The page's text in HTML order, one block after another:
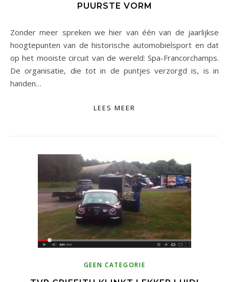
PUURSTE VORM
Zonder meer spreken we hier van één van de jaarlijkse
hoogtepunten van de historische automobielsport en dat
op het mooiste circuit van de wereld: Spa-Francorchamps.
De organisatie, die tot in de puntjes verzorgd is, is in
handen…
LEES MEER
GEEN CATEGORIE